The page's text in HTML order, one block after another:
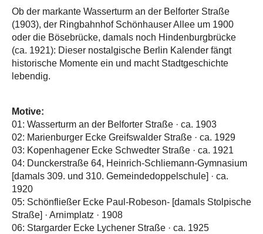
Ob der markante Wasserturm an der Belforter Straße
(1903), der Ringbahnhof Schönhauser Allee um 1900
oder die Bösebrücke, damals noch Hindenburgbrücke
(ca. 1921): Dieser nostalgische Berlin Kalender fängt
historische Momente ein und macht Stadtgeschichte
lebendig.
Motive:
01: Wasserturm an der Belforter Straße · ca. 1903
02: Marienburger Ecke Greifswalder Straße · ca. 1929
03: Kopenhagener Ecke Schwedter Straße · ca. 1921
04: Dunckerstraße 64, Heinrich-Schliemann-Gymnasium
[damals 309. und 310. Gemeindedoppelschule] · ca.
1920
05: Schönfließer Ecke Paul-Robeson- [damals Stolpische
Straße] · Arnimplatz · 1908
06: Stargarder Ecke Lychener Straße · ca. 1925